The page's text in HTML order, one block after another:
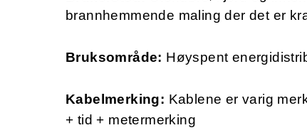
brannhemmende maling der det er
Bruksområde: Høyspent
Kabelmerking: Kablene er varig
+ tid + metermerking